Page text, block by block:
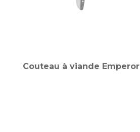
Couteau à viande Emperor